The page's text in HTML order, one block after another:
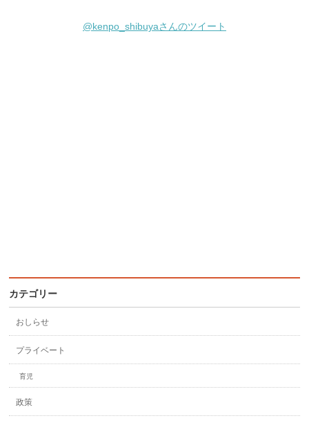
@kenpo_shibuyaさんのツイート
カテゴリー
おしらせ
プライベート
育児
政策